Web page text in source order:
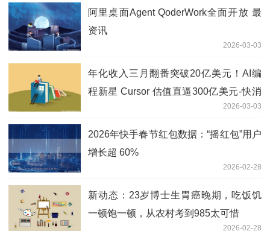
阿里桌面Agent QoderWork全面开放 最
资讯
2026-03-03
年化收入三月翻番突破20亿美元！AI编
程新星 Cursor 估值直逼300亿美元-快消
2026-03-03
2026年快手春节红包数据：“摇红包”用户
增长超 60%
2026-02-28
新动态：23岁博士生胃癌晚期，吃饭饥
一顿饱一顿，从农村考到985太可惜
2026-02-28